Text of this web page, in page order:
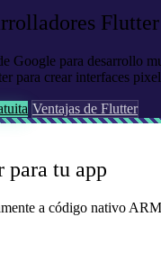
Flutter
Google para desarrollo
para crear interfaces
Ventajas de Flutter
para tu app
a código nativo